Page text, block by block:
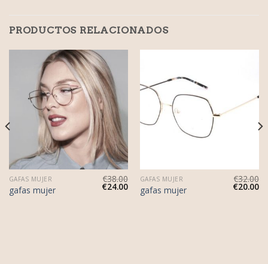
PRODUCTOS RELACIONADOS
GAFAS MUJER
gafas mujer
€38.00
€24.00
GAFAS MUJER
gafas mujer
€32.00
€20.00